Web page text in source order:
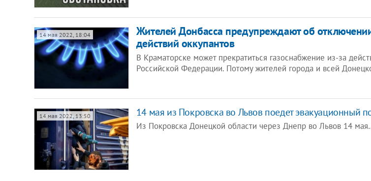
14 мая 2022, 18:04
Жителей Донбасса предупреждают об
действий оккупантов
В Краматорске может прекратиться газоснабжение из-за
Российской Федерации. Потому жителей города и всей
14 мая 2022, 13:50 14 мая из Покровска во Львов поедет эвакуационный
Из Покровска Донецкой области через Днепр во Львов 14